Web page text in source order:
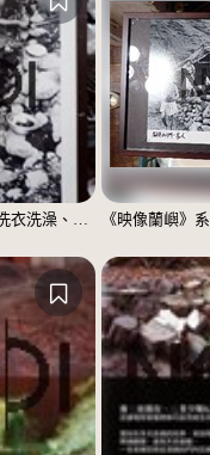
《映像蘭嶼》系列：〈洗衣洗澡、都在這裡〉